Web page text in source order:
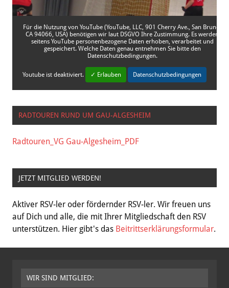
Für die Nutzung von YouTube (YouTube, LLC, 901 Cherry Ave., San Bruno,
CA 94066, USA) benötigen wir laut DSGVO Ihre Zustimmung. Es werden
seitens YouTube personenbezogene Daten erhoben, verarbeitet und
gespeichert. Welche Daten genau entnehmen Sie bitte den
Datenschutzbedingungen.
Youtube ist deaktiviert. ✓ Erlauben Datenschutzbedingungen
RADTOUREN RUND UM GAU-ALGESHEIM
Radtouren_VG Gau-Algesheim_PDF
JETZT MITGLIED WERDEN!
Aktiver RSV-ler oder fördernder RSV-ler. Wir freuen uns
auf Dich und alle, die mit Ihrer Mitgliedschaft den RSV
unterstützen. Hier gibt's das Beitrittserklärungsformular.
WIR SIND MITGLIED: